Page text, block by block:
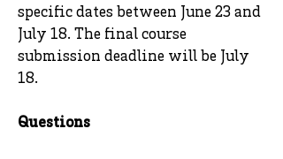
specific dates between June 23 and
July 18. The final course
submission deadline will be July
18.
Questions